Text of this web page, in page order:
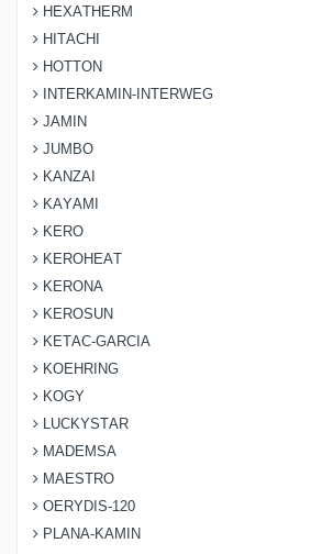
HEXATHERM
HITACHI
HOTTON
INTERKAMIN-INTERWEG
JAMIN
JUMBO
KANZAI
KAYAMI
KERO
KEROHEAT
KERONA
KEROSUN
KETAC-GARCIA
KOEHRING
KOGY
LUCKYSTAR
MADEMSA
MAESTRO
OERYDIS-120
PLANA-KAMIN